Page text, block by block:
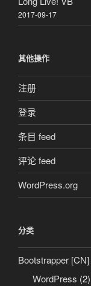
2017-09-17
其他操作
注册
登录
条目 feed
评论 feed
WordPress.org
分类
Bootstrapper [CN]
WordPress (2)